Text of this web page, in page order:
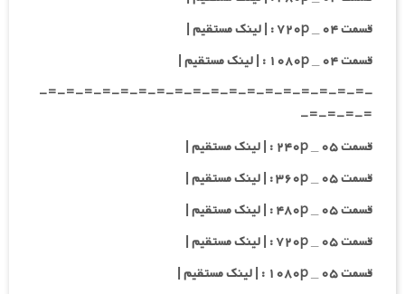
قسمت ۰۴ _ ۷۲۰p : | لینک مستقیم |
قسمت ۰۴ _ ۱۰۸۰p : | لینک مستقیم |
-=-=-=-=-=-=-=-=-=-=-=-=-=-=-=-=-=-=-
=-=-=-=-
قسمت ۰۵ _ ۲۴۰p : | لینک مستقیم |
قسمت ۰۵ _ ۳۶۰p : | لینک مستقیم |
قسمت ۰۵ _ ۴۸۰p : | لینک مستقیم |
قسمت ۰۵ _ ۷۲۰p : | لینک مستقیم |
قسمت ۰۵ _ ۱۰۸۰p : | لینک مستقیم |